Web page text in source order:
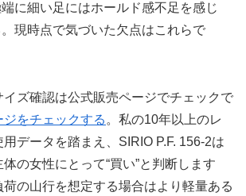
に細い足にはホールド感不足を感じ
現時点で気づいた欠点はこれらで
ズ確認は公式販売ページでチェックで
ジをチェックする 。私の10年以上のレ
データを踏まえ、SIRIO P.F. 156-2は
の女性にとって“買い”と判断します
の山行を想定する場合はより軽量ある